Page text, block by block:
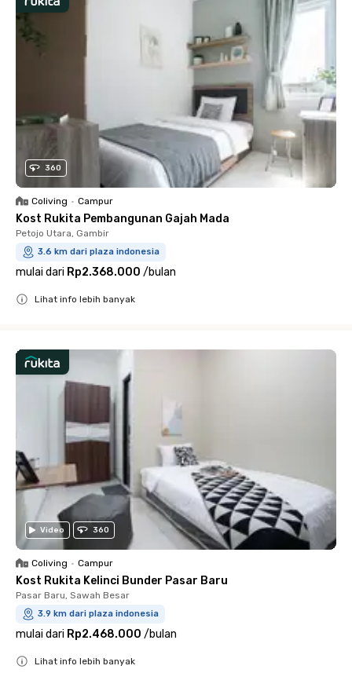
360
Coliving • Campur
Kost Rukita Pembangunan Gajah Mada
Petojo Utara, Gambir
3.6 km dari plaza indonesia
mulai dari Rp2.368.000 /bulan
Lihat info lebih banyak
Video 360
Coliving • Campur
Kost Rukita Kelinci Bunder Pasar Baru
Pasar Baru, Sawah Besar
3.9 km dari plaza indonesia
mulai dari Rp2.468.000 /bulan
Lihat info lebih banyak